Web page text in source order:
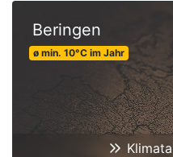
Beringen
ø min. 10°C im Jahr